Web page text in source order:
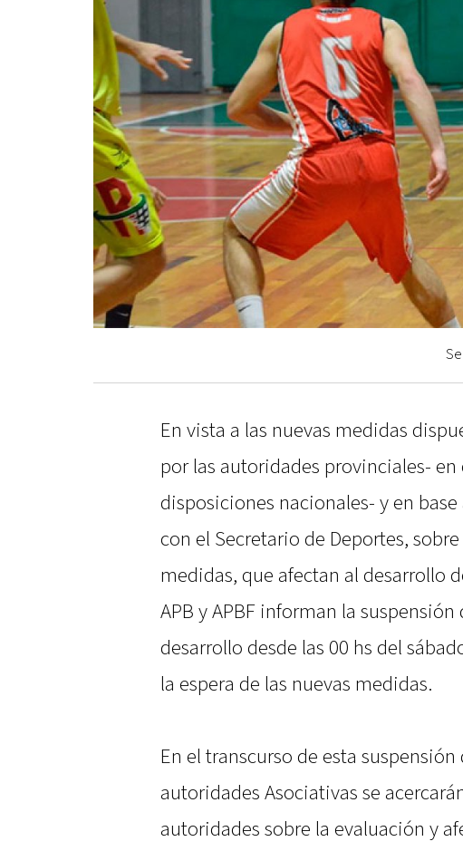
En vista a las nuevas medidas
por las autoridades provinciales-
disposiciones nacionales- y en
con el Secretario de Deportes,
medidas, que afectan al desarrollo
APB y APBF informan la
desarrollo desde las 00 hs del
la espera de las nuevas medidas.
En el transcurso de esta
autoridades Asociativas se
autoridades sobre la evaluación y